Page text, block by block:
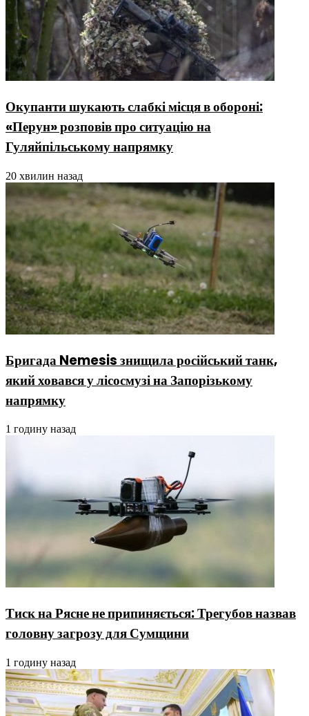
Окупанти шукають слабкі місця в обороні:
«Перун» розповів про ситуацію на
Гуляйпільському напрямку
20 хвилин назад
Бригада Nemesis знищила російський танк,
який ховався у лісосмузі на Запорізькому
напрямку
1 годину назад
Тиск на Рясне не припиняється: Трегубов назвав
головну загрозу для Сумщини
1 годину назад